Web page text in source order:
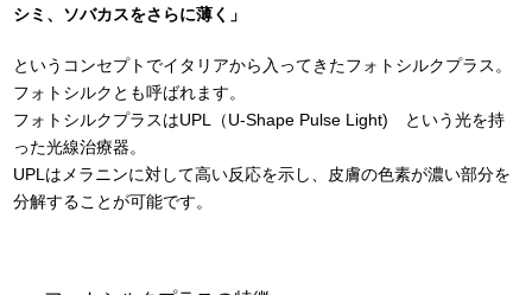
シミ、ソバカスをさらに薄く」
というコンセプトでイタリアから入ってきたフォトシルクプラス。
フォトシルクとも呼ばれます。
フォトシルクプラスはUPL（U-Shape Pulse Light) という光を持
った光線治療器。
UPLはメラニンに対して高い反応を示し、皮膚の色素が濃い部分を
分解することが可能です。